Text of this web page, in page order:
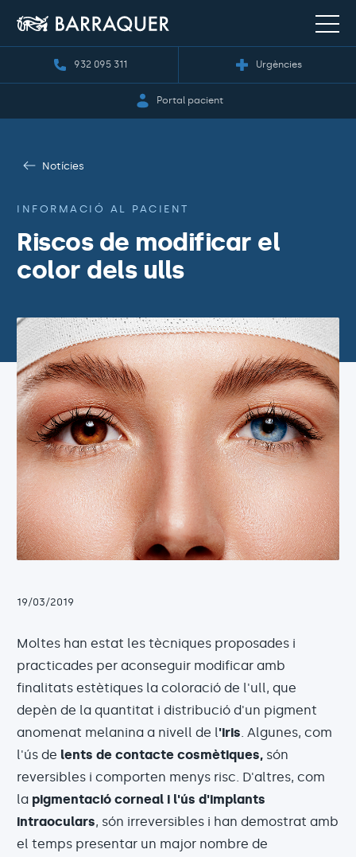
932 095 311 Urgències
Portal pacient
Notícies
INFORMACIÓ AL PACIENT
Riscos de modificar el
color dels ulls
19/03/2019
Moltes han estat les tècniques proposades i
practicades per aconseguir modificar amb
finalitats estètiques la coloració de l'ull, que
depèn de la quantitat i distribució d'un pigment
anomenat melanina a nivell de l'iris . Algunes, com
l'ús de lents de contacte cosmètiques, són
reversibles i comporten menys risc. D'altres, com
la pigmentació corneal i l'ús d'implants
intraoculars, són irreversibles i han demostrat amb
el temps presentar un major nombre de